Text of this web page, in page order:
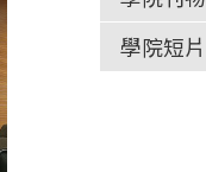
學院短片